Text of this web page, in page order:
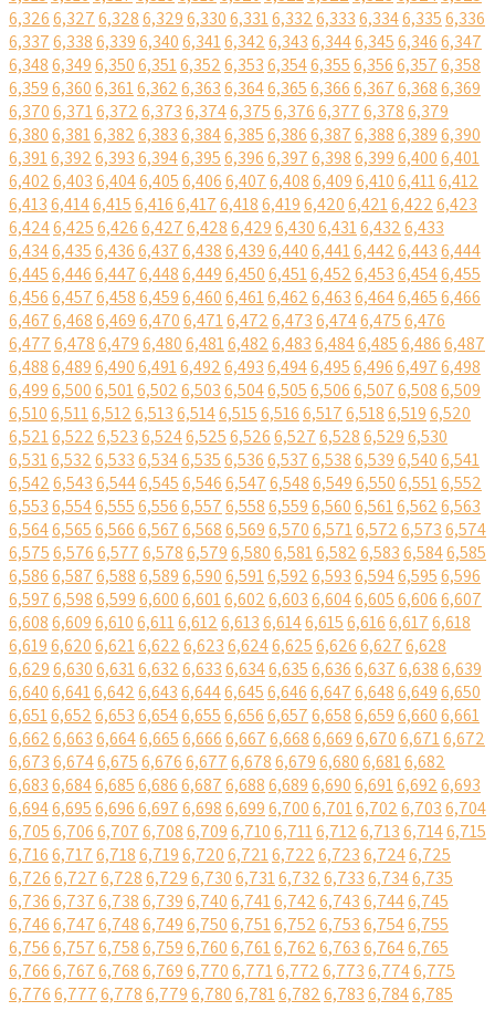
6,3266,3276,3286,3296,3306,3316,3326,3336,3346,3356,336
6,3376,3386,3396,3406,3416,3426,3436,3446,3456,3466,347
6,3486,3496,3506,3516,3526,3536,3546,3556,3566,3576,358
6,3596,3606,3616,3626,3636,3646,3656,3666,3676,3686,369
6,3706,3716,3726,3736,3746,3756,3766,3776,3786,379
6,3806,3816,3826,3836,3846,3856,3866,3876,3886,3896,390
6,3916,3926,3936,3946,3956,3966,3976,3986,3996,4006,401
6,4026,4036,4046,4056,4066,4076,4086,4096,4106,4116,412
6,4136,4146,4156,4166,4176,4186,4196,4206,4216,4226,423
6,4246,4256,4266,4276,4286,4296,4306,4316,4326,433
6,4346,4356,4366,4376,4386,4396,4406,4416,4426,4436,444
6,4456,4466,4476,4486,4496,4506,4516,4526,4536,4546,455
6,4566,4576,4586,4596,4606,4616,4626,4636,4646,4656,466
6,4676,4686,4696,4706,4716,4726,4736,4746,4756,476
6,4776,4786,4796,4806,4816,4826,4836,4846,4856,4866,487
6,4886,4896,4906,4916,4926,4936,4946,4956,4966,4976,498
6,4996,5006,5016,5026,5036,5046,5056,5066,5076,5086,509
6,5106,5116,5126,5136,5146,5156,5166,5176,5186,5196,520
6,5216,5226,5236,5246,5256,5266,5276,5286,5296,530
6,5316,5326,5336,5346,5356,5366,5376,5386,5396,5406,541
6,5426,5436,5446,5456,5466,5476,5486,5496,5506,5516,552
6,5536,5546,5556,5566,5576,5586,5596,5606,5616,5626,563
6,5646,5656,5666,5676,5686,5696,5706,5716,5726,5736,574
6,5756,5766,5776,5786,5796,5806,5816,5826,5836,5846,585
6,5866,5876,5886,5896,5906,5916,5926,5936,5946,5956,596
6,5976,5986,5996,6006,6016,6026,6036,6046,6056,6066,607
6,6086,6096,6106,6116,6126,6136,6146,6156,6166,6176,618
6,6196,6206,6216,6226,6236,6246,6256,6266,6276,628
6,6296,6306,6316,6326,6336,6346,6356,6366,6376,6386,639
6,6406,6416,6426,6436,6446,6456,6466,6476,6486,6496,650
6,6516,6526,6536,6546,6556,6566,6576,6586,6596,6606,661
6,6626,6636,6646,6656,6666,6676,6686,6696,6706,6716,672
6,6736,6746,6756,6766,6776,6786,6796,6806,6816,682
6,6836,6846,6856,6866,6876,6886,6896,6906,6916,6926,693
6,6946,6956,6966,6976,6986,6996,7006,7016,7026,7036,704
6,7056,7066,7076,7086,7096,7106,7116,7126,7136,7146,715
6,7166,7176,7186,7196,7206,7216,7226,7236,7246,725
6,7266,7276,7286,7296,7306,7316,7326,7336,7346,735
6,7366,7376,7386,7396,7406,7416,7426,7436,7446,745
6,7466,7476,7486,7496,7506,7516,7526,7536,7546,755
6,7566,7576,7586,7596,7606,7616,7626,7636,7646,765
6,7666,7676,7686,7696,7706,7716,7726,7736,7746,775
6,7766,7776,7786,7796,7806,7816,7826,7836,7846,785